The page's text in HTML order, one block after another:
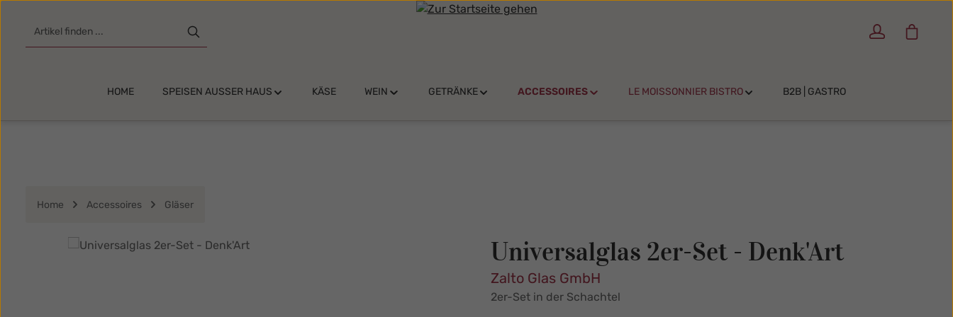
HOME SPEISEN AUSSER HAUS KÄSE WEIN GETRÄNKE ACCESSOIRES LE MOISSONNIER BISTRO B2B | GASTRO
Home Accessoires Gläser
Bildergalerie überspringen Universalglas 2er-Set - Denk'Art
Zalto Glas GmbH
2er-Set in der Schachtel